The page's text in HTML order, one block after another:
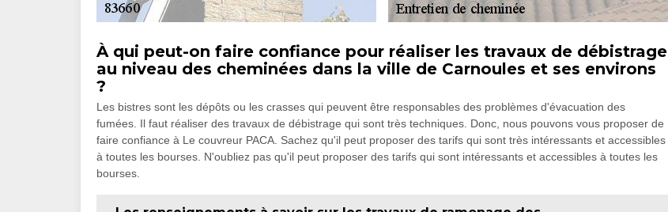
À qui peut-on faire confiance pour réaliser les travaux de débistrage
au niveau des cheminées dans la ville de Carnoules et ses environs
?
Les bistres sont les dépôts ou les crasses qui peuvent être responsables des problèmes d'évacuation des
fumées. Il faut réaliser des travaux de débistrage qui sont très techniques. Donc, nous pouvons vous proposer de
faire confiance à Le couvreur PACA. Sachez qu'il peut proposer des tarifs qui sont très intéressants et accessibles
à toutes les bourses. N'oubliez pas qu'il peut proposer des tarifs qui sont intéressants et accessibles à toutes les
bourses.